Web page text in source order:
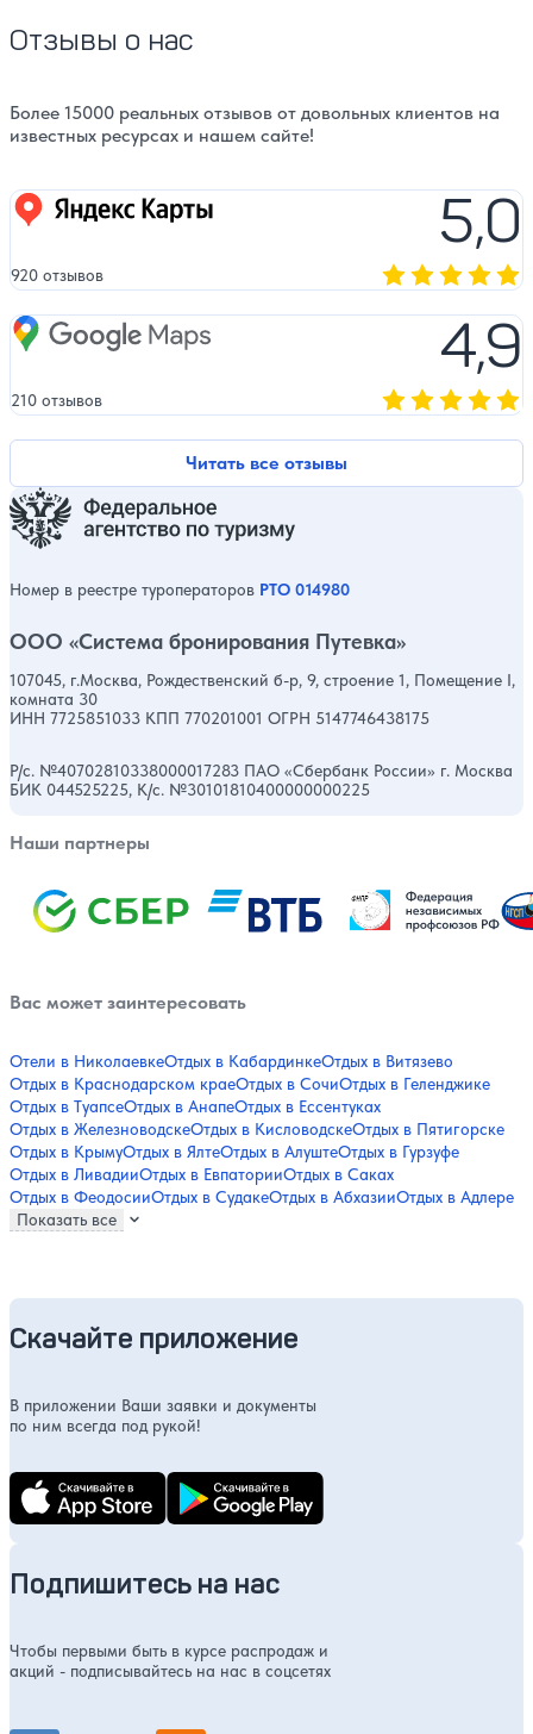
Отзывы о нас
Более 15000 реальных отзывов от довольных клиентов на
известных ресурсах и нашем сайте!
Читать все отзывы
Яндекс карты 5,0
920 отзывов
Google Maps 4,9
210 отзывов
Номер в реестре туроператоров РТО 014980
ООО «Система бронирования Путевка»
107045, г.Москва, Рождественский б-р, 9, строение 1, Помещение I,
комната 30
ИНН 7725851033 КПП 770201001 ОГРН 5147746438175
Р/с. №40702810338000017283 ПАО «Сбербанк России» г. Москва
БИК 044525225, К/с. №30101810400000000225
Наши партнеры
Вас может заинтересовать
Отели в НиколаевкеОтдых в КабардинкеОтдых в Витязево
Отдых в Краснодарском краеОтдых в СочиОтдых в Геленджике
Отдых в ТуапсеОтдых в АнапеОтдых в Ессентуках
Отдых в ЖелезноводскеОтдых в КисловодскеОтдых в Пятигорске
Отдых в КрымуОтдых в ЯлтеОтдых в АлуштеОтдых в Гурзуфе
Отдых в ЛивадииОтдых в ЕвпаторииОтдых в Саках
Отдых в ФеодосииОтдых в СудакеОтдых в АбхазииОтдых в Адлере
Показать все
Скачайте приложение
В приложении Ваши заявки и документы
по ним всегда под рукой!
Подпишитесь на нас
Чтобы первыми быть в курсе распродаж и
акций - подписывайтесь на нас в соцсетях